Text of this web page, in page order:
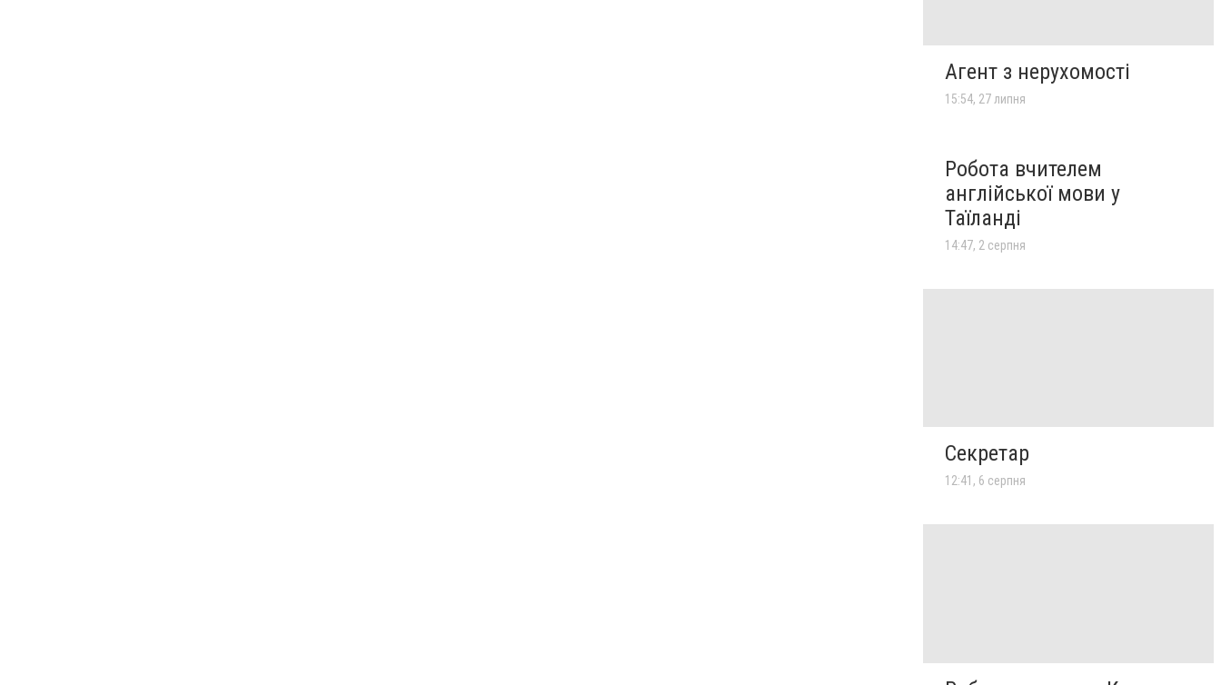
Агент з нерухомості
15:54, 27 липня
Робота вчителем
англійської мови у
Таїланді
14:47, 2 серпня
Секретар
12:41, 6 серпня